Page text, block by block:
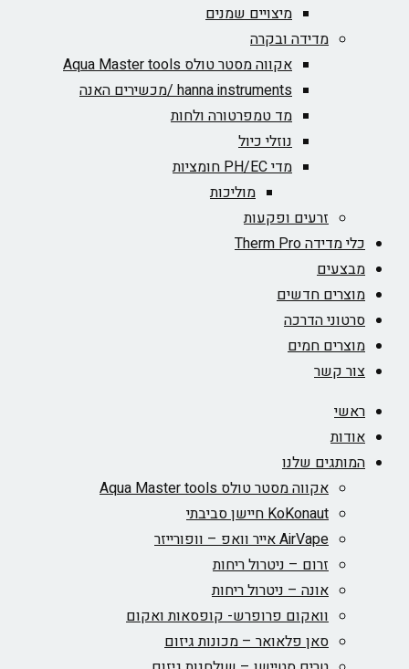
מיצויים שמנים
מדידה ובקרה
אקווה מסטר טולס Aqua Master tools
hanna instruments /מכשירים האנה
מד טמפרטורה ולחות
נוזלי כיול
מדי PH/EC חומציות
מוליכות
זרעים ופקעות
כלי מדידה Therm Pro
מבצעים
מוצרים חדשים
סרטוני הדרכה
מוצרים חמים
צור קשר
ראשי
אודות
המותגים שלנו
אקווה מסטר טולס Aqua Master tools
KoKonaut חיישן סביבתי
AirVape אייר וואפ – וופורייזר
זרום – ניטרול ריחות
אונה – ניטרול ריחות
וואקום פרופרש- קופסאות ואקום
סאן פלאואר – מכונות גיזום